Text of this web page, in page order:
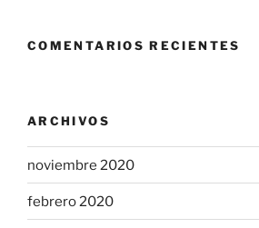
COMENTARIOS RECIENTES
ARCHIVOS
noviembre 2020
febrero 2020